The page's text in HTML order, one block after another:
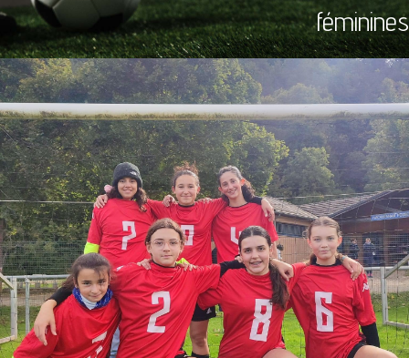
féminines